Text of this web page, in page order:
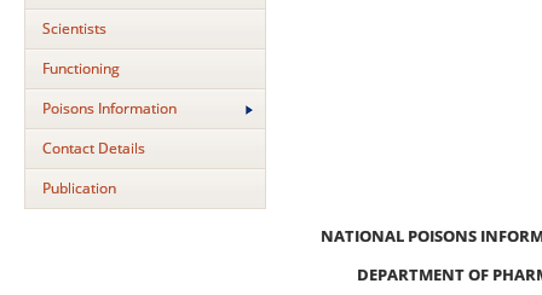
Scientists
Functioning
Poisons Information
Contact Details
Publication
NATIONAL POISONS
DEPARTMENT OF